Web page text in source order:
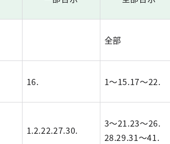
全部
16. 1～15.17～22.
1.2.22.27.30.
3～21.23～26.
28.29.31～41.